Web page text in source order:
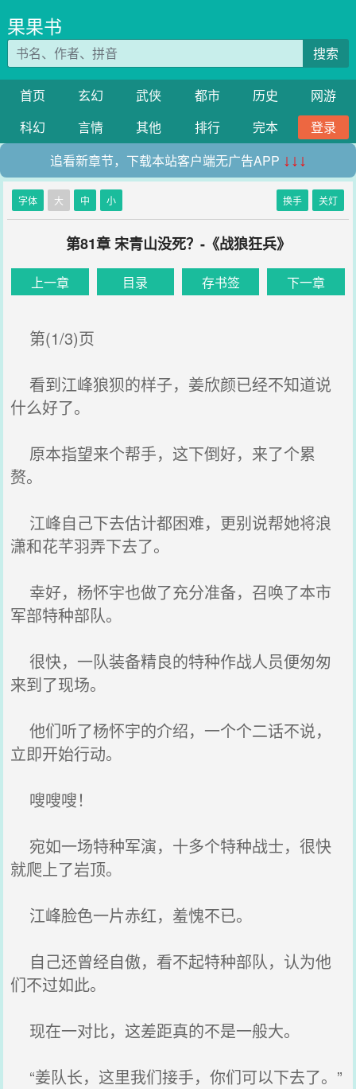
果果书
搜索
首页 玄幻 武侠 都市 历史
网游
科幻
言情 其他 排行 完本
登录
追看新章节，下载本站客户端无广告APP ↓↓↓
字体 大 中 小 换手 关灯
第81章 宋青山没死？-《战狼狂兵》
上一章 目录 存书签 下一章
第(1/3)页
看到江峰狼狈的样子，姜欣颜已经不知道说
什么好了。
原本指望来个帮手，这下倒好，来了个累
赘。
江峰自己下去估计都困难，更别说帮她将浪
潇和花芊羽弄下去了。
幸好，杨怀宇也做了充分准备，召唤了本市
军部特种部队。
很快，一队装备精良的特种作战人员便匆匆
来到了现场。
他们听了杨怀宇的介绍，一个个二话不说，
立即开始行动。
嗖嗖嗖！
宛如一场特种军演，十多个特种战士，很快
就爬上了岩顶。
江峰脸色一片赤红，羞愧不已。
自己还曾经自傲，看不起特种部队，认为他
们不过如此。
现在一对比，这差距真的不是一般大。
“姜队长，这里我们接手，你们可以下去了。”